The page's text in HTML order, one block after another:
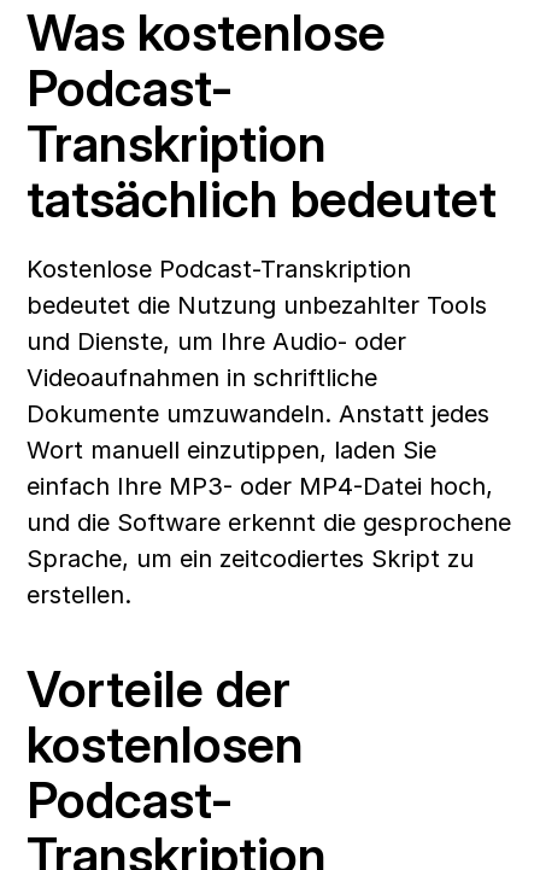
Was kostenlose
Podcast-
Transkription
tatsächlich bedeutet
Kostenlose Podcast-Transkription
bedeutet die Nutzung unbezahlter Tools
und Dienste, um Ihre Audio- oder
Videoaufnahmen in schriftliche
Dokumente umzuwandeln. Anstatt jedes
Wort manuell einzutippen, laden Sie
einfach Ihre MP3- oder MP4-Datei hoch,
und die Software erkennt die gesprochene
Sprache, um ein zeitcodiertes Skript zu
erstellen.
Vorteile der
kostenlosen
Podcast-
Transkription